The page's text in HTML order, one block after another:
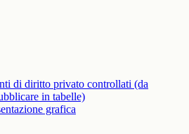
di diritto privato controllati (da
in tabelle)
grafica